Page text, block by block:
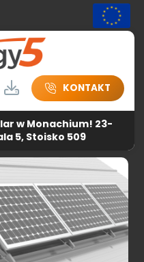
język
Do pobraniaKONTAKT
w Monachium! 23-
5, Stoisko 509
fotowoltaiki na dachu